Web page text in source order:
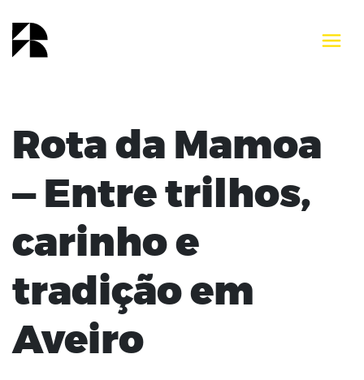
Rota da Mamoa
— Entre trilhos,
carinho e
tradição em
Aveiro